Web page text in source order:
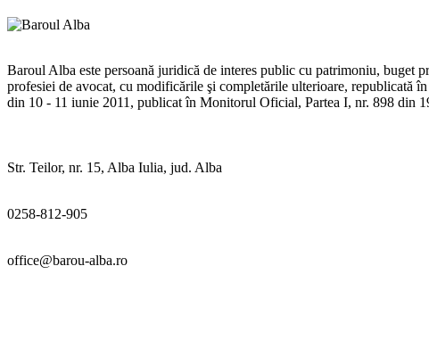
Baroul Alba este persoană juridică de interes public cu patrimoniu, buget
profesiei de avocat, cu modificările şi completările ulterioare, republicată
din 10 - 11 iunie 2011, publicat în Monitorul Oficial, Partea I, nr. 898 din
Str. Teilor, nr. 15, Alba Iulia, jud. Alba
0258-812-905
office@barou-alba.ro